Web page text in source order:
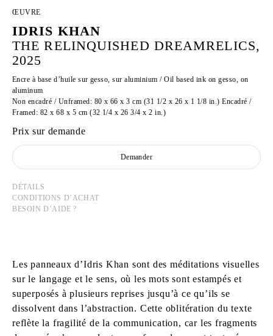
ŒUVRE
IDRIS KHAN
THE RELINQUISHED DREAMRELICS,
2025
Encre à base d’huile sur gesso, sur aluminium / Oil based ink on gesso, on
aluminum
Non encadré / Unframed: 80 x 66 x 3 cm (31 1/2 x 26 x 1 1/8 in.) Encadré /
Framed: 82 x 68 x 5 cm (32 1/4 x 26 3/4 x 2 in.)
Prix sur demande
Demander
DÉTAILS
CONDITIONS D’ACHAT
BESOIN D’AIDE ?
Les panneaux d’Idris Khan sont des méditations visuelles
sur le langage et le sens, où les mots sont estampés et
superposés à plusieurs reprises jusqu’à ce qu’ils se
dissolvent dans l’abstraction. Cette oblitération du texte
reflète la fragilité de la communication, car les fragments